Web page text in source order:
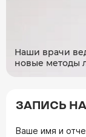
Наши врачи
новые методы
ЗАПИСЬ
Ваше имя и